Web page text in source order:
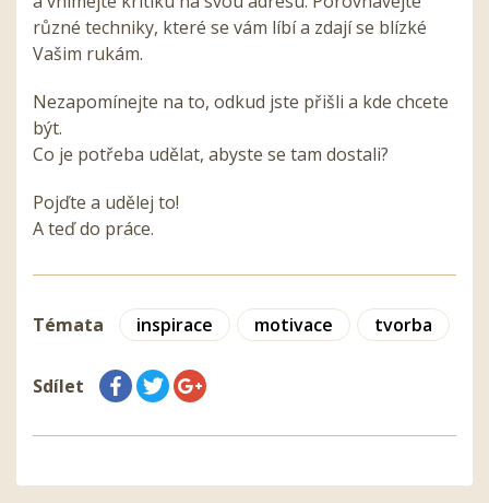
různé techniky, které se vám líbí a zdají se blízké
Vašim rukám.
Nezapomínejte na to, odkud jste přišli a kde chcete
být.
Co je potřeba udělat, abyste se tam dostali?
Pojďte a udělej to!
A teď do práce.
Témata inspirace motivace tvorba
Sdílet